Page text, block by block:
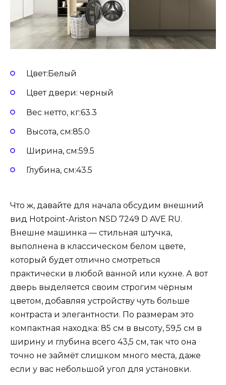
Цвет:Белый
Цвет двери: черный
Вес нетто, кг:63.3
Высота, см:85.0
Ширина, см:59.5
Глубина, см:43.5
Что ж, давайте для начала обсудим внешний
вид Hotpoint-Ariston NSD 7249 D AVE RU.
Внешне машинка — стильная штучка,
выполнена в классическом белом цвете,
который будет отлично смотреться
практически в любой ванной или кухне. А вот
дверь выделяется своим строгим чёрным
цветом, добавляя устройству чуть больше
контраста и элегантности. По размерам это
компактная находка: 85 см в высоту, 59,5 см в
ширину и глубина всего 43,5 см, так что она
точно не займёт слишком много места, даже
если у вас небольшой угол для установки.